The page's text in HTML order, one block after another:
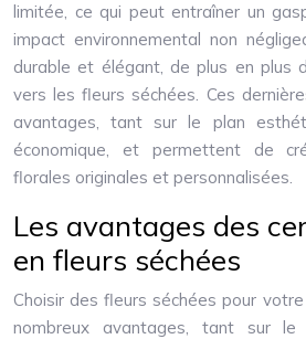
limitée, ce qui peut entraîner un
impact environnemental non
durable et élégant, de plus en plus
vers les fleurs séchées. Ces
avantages, tant sur le plan
économique, et permettent de
florales originales et personnalisées.
Les avantages des
en fleurs séchées
Choisir des fleurs séchées pour
nombreux avantages, tant sur le